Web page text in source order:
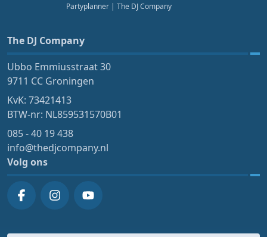
Partyplanner | The DJ Company
The DJ Company
Ubbo Emmiusstraat 30
9711 CC Groningen
KvK: 73421413
BTW-nr: NL859531570B01
085 - 40 19 438
info@thedjcompany.nl
Volg ons